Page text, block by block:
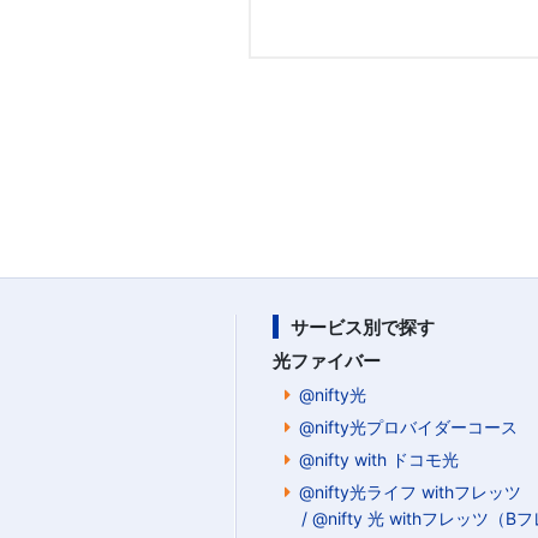
サービス別で探す
光ファイバー
@nifty光
@nifty光プロバイダーコース
@nifty with ドコモ光
@nifty光ライフ withフレッツ
/ @nifty 光 withフレッツ（Bフ